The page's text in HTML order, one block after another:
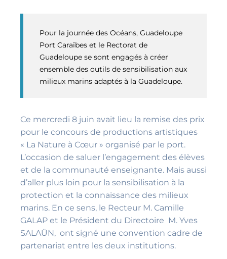
Pour la journée des Océans, Guadeloupe
Port Caraïbes et le Rectorat de
Guadeloupe se sont engagés à créer
ensemble des outils de sensibilisation aux
milieux marins adaptés à la Guadeloupe.
Ce mercredi 8 juin avait lieu la remise des prix
pour le concours de productions artistiques
« La Nature à Cœur » organisé par le port.
L’occasion de saluer l’engagement des élèves
et de la communauté enseignante. Mais aussi
d’aller plus loin pour la sensibilisation à la
protection et la connaissance des milieux
marins. En ce sens, le Recteur M. Camille
GALAP et le Président du Directoire M. Yves
SALAÜN, ont signé une convention cadre de
partenariat entre les deux institutions.